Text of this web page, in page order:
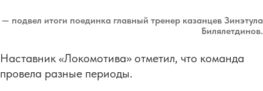
— подвел итоги поединка главный тренер казанцев Зинэтула
Билялетдинов.
Наставник «Локомотива» отметил, что команда
провела разные периоды.